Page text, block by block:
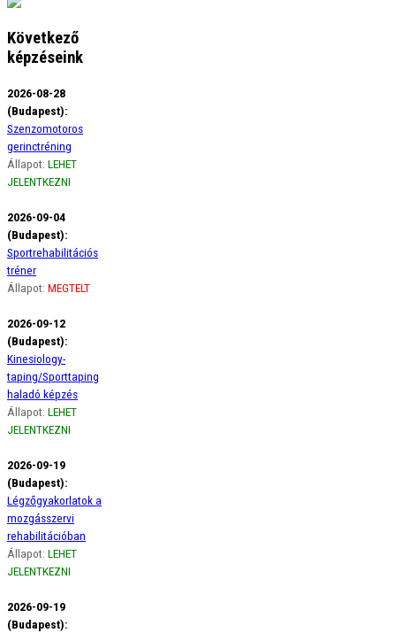
Következő
képzéseink
2026-08-28
(Budapest):
Szenzomotoros
gerinctréning
Állapot: LEHET
JELENTKEZNI
2026-09-04
(Budapest):
Sportrehabilitációs
tréner
Állapot: MEGTELT
2026-09-12
(Budapest):
Kinesiology-
taping/Sporttaping
haladó képzés
Állapot: LEHET
JELENTKEZNI
2026-09-19
(Budapest):
Légzőgyakorlatok a
mozgásszervi
rehabilitációban
Állapot: LEHET
JELENTKEZNI
2026-09-19
(Budapest):